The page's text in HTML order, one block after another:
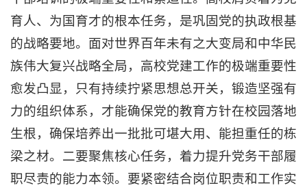
育人、为国育才的根本任务，是巩固党的执政根基
的战略要地。面对世界百年未有之大变局和中华民
族伟大复兴战略全局，高校党建工作的极端重要性
愈发凸显，只有持续拧紧思想总开关，锻造坚强有
力的组织体系，才能确保党的教育方针在校园落地
生根，确保培养出一批批可堪大用、能担重任的栋
梁之材。二要聚焦核心任务，着力提升党务干部履
职尽责的能力本领。要紧密结合岗位职责和工作实